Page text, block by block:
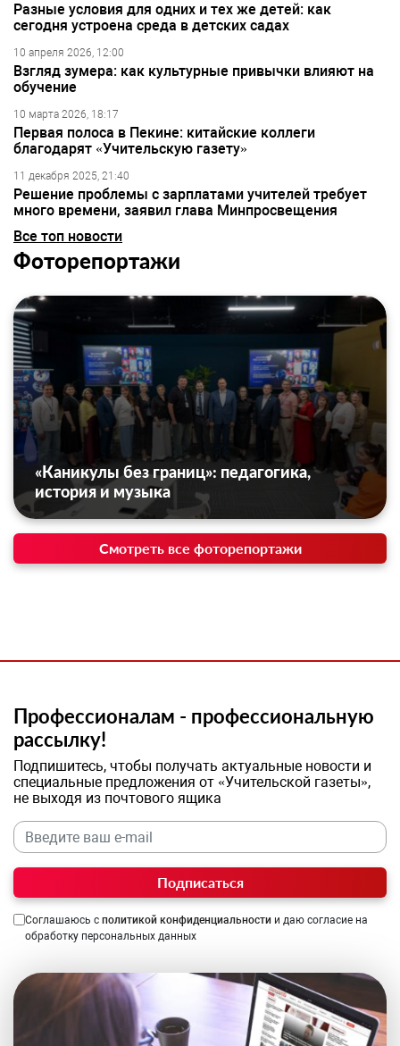
Разные условия для одних и тех же детей: как
сегодня устроена среда в детских садах
10 апреля 2026, 12:00
Взгляд зумера: как культурные привычки влияют на
обучение
10 марта 2026, 18:17
Первая полоса в Пекине: китайские коллеги
благодарят «Учительскую газету»
11 декабря 2025, 21:40
Решение проблемы с зарплатами учителей требует
много времени, заявил глава Минпросвещения
Все топ новости
Фоторепортажи
«Каникулы без границ»: педагогика,
история и музыка
Смотреть все фоторепортажи
Профессионалам - профессиональную
рассылку!
Подпишитесь, чтобы получать актуальные новости и
специальные предложения от «Учительской газеты»,
не выходя из почтового ящика
Подписаться
Соглашаюсь с политикой конфиденциальности и даю согласие на
обработку персональных данных